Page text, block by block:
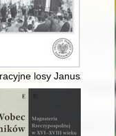
materiałówlosy Janusza